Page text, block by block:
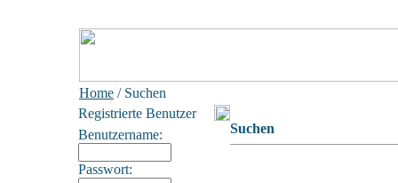
Home / Suchen
Registrierte Benutzer
Benutzername:
Passwort:
Suchen